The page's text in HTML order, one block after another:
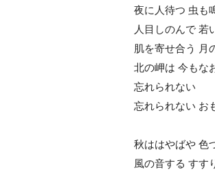
夜に人待つ 虫も
人目しのんで 若
肌を寄せ合う 月
北の岬は 今もな
忘れられない
忘れられない お
秋ははやばや 色
風の音する すす